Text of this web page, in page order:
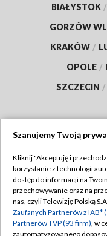
BIAŁYSTOK /
GORZÓW
KRAKÓW /
OPOLE /
SZCZECIN /
Abonament TVP
Emisja w TVP
Centrum informacji
Szanujemy Twoją
Kliknij "Akceptuję i
korzystanie z technologii
dostęp do informacji na
przechowywanie oraz na
nas, czyli Telewizję Polską
Zaufanych Partnerów z IAB*
Partnerów TVP (93 firm), w
zautomatyzowanego